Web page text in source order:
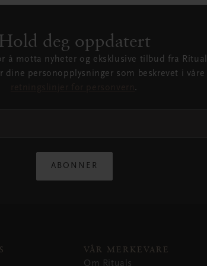
deg oppdatert
å motta nyheter og eksklusive tilbud fra
dine personopplysninger som beskrevet i våre
.
ABONNER
VÅR MERKEVARE
Om Rituals